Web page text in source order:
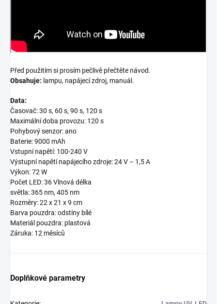
Před použitím si prosím pečlivě přečtěte návod.
Obsahuje: lampu, napájecí zdroj, manuál.
Data:
Časovač: 30 s, 60 s, 90 s, 120 s
Maximální doba provozu: 120 s
Pohybový senzor: ano
Baterie: 9000 mAh
Vstupní napětí: 100-240 V
Výstupní napětí napájecího zdroje: 24 V – 1,5 A
Výkon: 72 W
Počet LED: 36 Vlnová délka
světla: 365 nm, 405 nm
Rozměry: 22 x 21 x 9 cm
Barva pouzdra: odstíny bílé
Materiál pouzdra: plastová
Záruka: 12 měsíců
Doplňkové parametry